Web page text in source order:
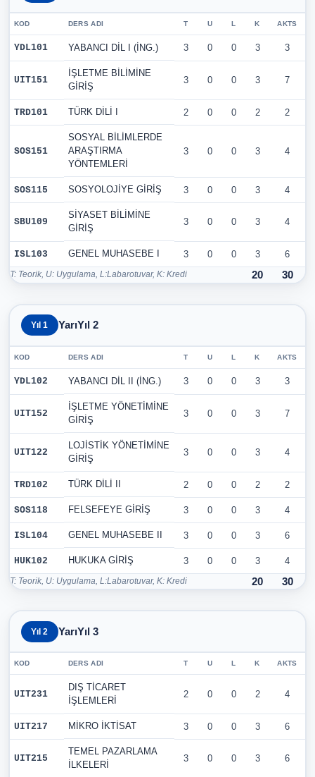
KOD DERS ADI T U L K AKTS
YDL101 YABANCI DİL I (İNG.) 3 0 0 3 3
UIT151
İŞLETME BİLİMİNE
GİRİŞ
3 0 0 3 7
TRD101 TÜRK DİLİ I 2 0 0 2 2
SOS151
SOSYAL BİLİMLERDE
ARAŞTIRMA
YÖNTEMLERİ
3 0 0 3 4
SOS115 SOSYOLOJİYE GİRİŞ 3 0 0 3 4
SBU109
SİYASET BİLİMİNE
GİRİŞ
3 0 0 3 4
ISL103 GENEL MUHASEBE I 3 0 0 3 6
T: Teorik, U: Uygulama, L:Labarotuvar, K: Kredi 20 30
Yıl 1 YarıYıl 2
KOD DERS ADI T U L K AKTS
YDL102 YABANCI DİL II (İNG.) 3 0 0 3 3
UIT152
İŞLETME YÖNETİMİNE
GİRİŞ
3 0 0 3 7
UIT122
LOJİSTİK YÖNETİMİNE
GİRİŞ
3 0 0 3 4
TRD102 TÜRK DİLİ II 2 0 0 2 2
SOS118 FELSEFEYE GİRİŞ 3 0 0 3 4
ISL104 GENEL MUHASEBE II 3 0 0 3 6
HUK102 HUKUKA GİRİŞ 3 0 0 3 4
T: Teorik, U: Uygulama, L:Labarotuvar, K: Kredi 20 30
Yıl 2 YarıYıl 3
KOD DERS ADI T U L K AKTS
UIT231
DIŞ TİCARET
İŞLEMLERİ
2 0 0 2 4
UIT217 MİKRO İKTİSAT 3 0 0 3 6
UIT215
TEMEL PAZARLAMA
İLKELERİ
3 0 0 3 6